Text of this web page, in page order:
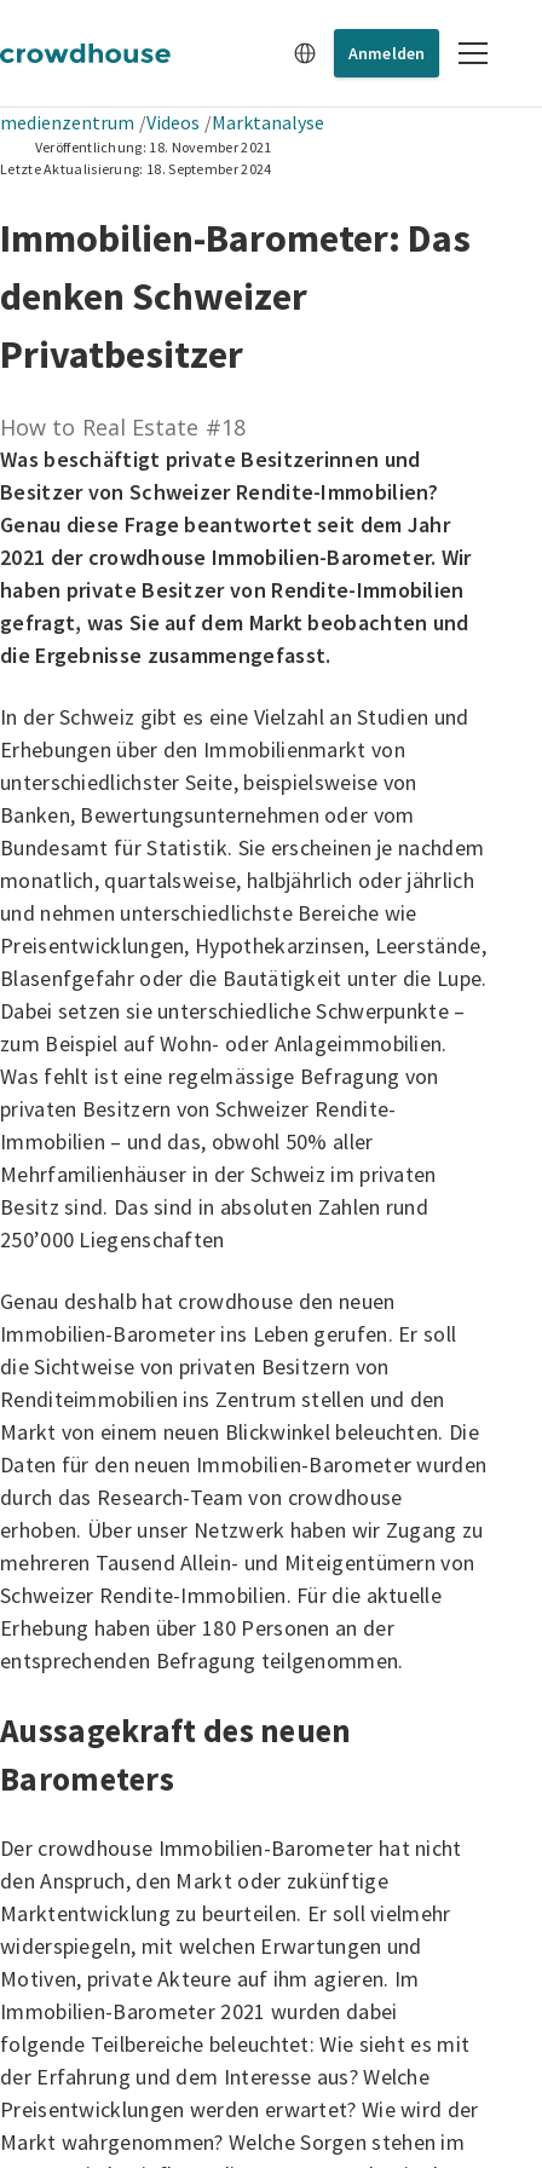
Anmelden
medienzentrum Videos Marktanalyse
Veröffentlichung: 18. November 2021
Letzte Aktualisierung: 18. September 2024
Immobilien-Barometer: Das
denken Schweizer
Privatbesitzer
How to Real Estate #18
Was beschäftigt private Besitzerinnen und
Besitzer von Schweizer Rendite-Immobilien?
Genau diese Frage beantwortet seit dem Jahr
2021 der crowdhouse Immobilien-Barometer. Wir
haben private Besitzer von Rendite-Immobilien
gefragt, was Sie auf dem Markt beobachten und
die Ergebnisse zusammengefasst.
In der Schweiz gibt es eine Vielzahl an Studien und
Erhebungen über den Immobilienmarkt von
unterschiedlichster Seite, beispielsweise von
Banken, Bewertungsunternehmen oder vom
Bundesamt für Statistik. Sie erscheinen je nachdem
monatlich, quartalsweise, halbjährlich oder jährlich
und nehmen unterschiedlichste Bereiche wie
Preisentwicklungen, Hypothekarzinsen, Leerstände,
Blasenfgefahr oder die Bautätigkeit unter die Lupe.
Dabei setzen sie unterschiedliche Schwerpunkte –
zum Beispiel auf Wohn- oder Anlageimmobilien.
Was fehlt ist eine regelmässige Befragung von
privaten Besitzern von Schweizer Rendite-
Immobilien – und das, obwohl 50% aller
Mehrfamilienhäuser in der Schweiz im privaten
Besitz sind. Das sind in absoluten Zahlen rund
250’000 Liegenschaften
Genau deshalb hat crowdhouse den neuen
Immobilien-Barometer ins Leben gerufen. Er soll
die Sichtweise von privaten Besitzern von
Renditeimmobilien ins Zentrum stellen und den
Markt von einem neuen Blickwinkel beleuchten. Die
Daten für den neuen Immobilien-Barometer wurden
durch das Research-Team von crowdhouse
erhoben. Über unser Netzwerk haben wir Zugang zu
mehreren Tausend Allein- und Miteigentümern von
Schweizer Rendite-Immobilien. Für die aktuelle
Erhebung haben über 180 Personen an der
entsprechenden Befragung teilgenommen.
Aussagekraft des neuen
Barometers
Der crowdhouse Immobilien-Barometer hat nicht
den Anspruch, den Markt oder zukünftige
Marktentwicklung zu beurteilen. Er soll vielmehr
widerspiegeln, mit welchen Erwartungen und
Motiven, private Akteure auf ihm agieren. Im
Immobilien-Barometer 2021 wurden dabei
folgende Teilbereiche beleuchtet: Wie sieht es mit
der Erfahrung und dem Interesse aus? Welche
Preisentwicklungen werden erwartet? Wie wird der
Markt wahrgenommen? Welche Sorgen stehen im